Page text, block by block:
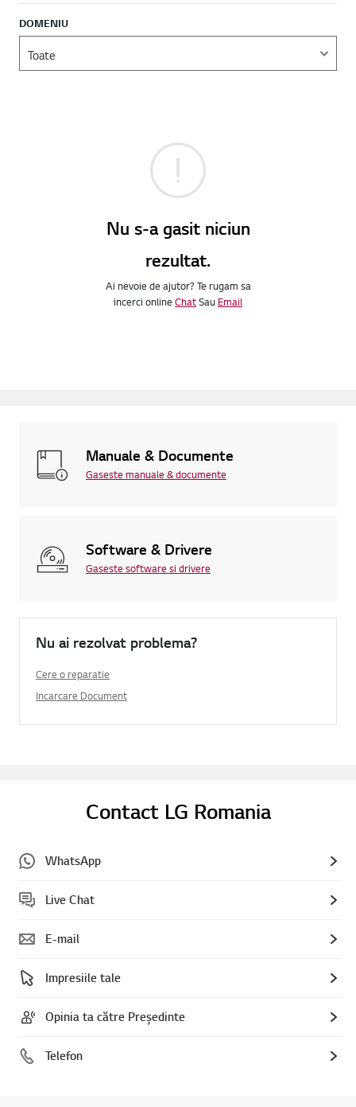
DOMENIU
Nu s-a gasit niciun
rezultat.
Ai nevoie de ajutor? Te rugam sa
incerci online ChatSau Email
Manuale & Documente
Gaseste manuale & documente
Software & Drivere
Gaseste software si drivere
Nu ai rezolvat problema?
Cere o reparatie
Incarcare Document
Contact LG Romania
WhatsApp
Live Chat
E-mail
Impresiile tale
Opinia ta către Președinte
Telefon